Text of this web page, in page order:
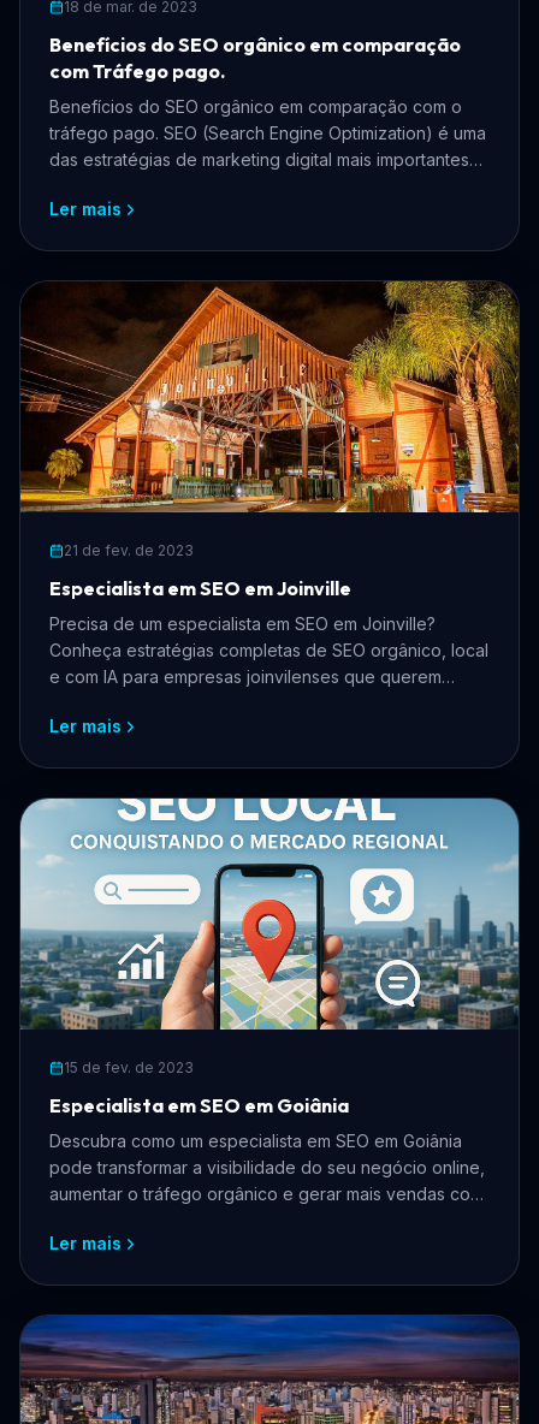
18 de mar. de 2023
Benefícios do SEO orgânico em comparação
com Tráfego pago.
Benefícios do SEO orgânico em comparação com o
tráfego pago. SEO (Search Engine Optimization) é uma
das estratégias de marketing digital mais importantes
Ler mais
21 de fev. de 2023
Especialista em SEO em Joinville
Precisa de um especialista em SEO em Joinville?
Conheça estratégias completas de SEO orgânico, local
e com IA para empresas joinvilenses que querem
buscadores.
Ler mais
15 de fev. de 2023
Especialista em SEO em Goiânia
Descubra como um especialista em SEO em Goiânia
pode transformar a visibilidade do seu negócio online,
aumentar o tráfego orgânico e gerar mais vendas com
Ler mais